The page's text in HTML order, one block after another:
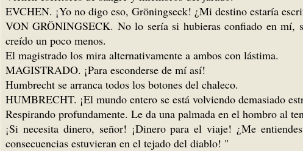
EVCHEN. ¡Yo no digo eso, Gröningseck! ¿Mi destino estaría
VON GRÖNINGSECK. No lo sería si hubieras confiado en mí,
creído un poco menos.
El magistrado los mira alternativamente a ambos con lástima.
MAGISTRADO. ¡Para esconderse de mí así!
Humbrecht se arranca todos los botones del chaleco.
HUMBRECHT. ¡El mundo entero se está volviendo demasiado
Respirando profundamente. Le da una palmada en el hombro al
¡Si necesita dinero, señor! ¡Dinero para el viaje! ¿Me
consecuencias estuvieran en el tejado del diablo! "